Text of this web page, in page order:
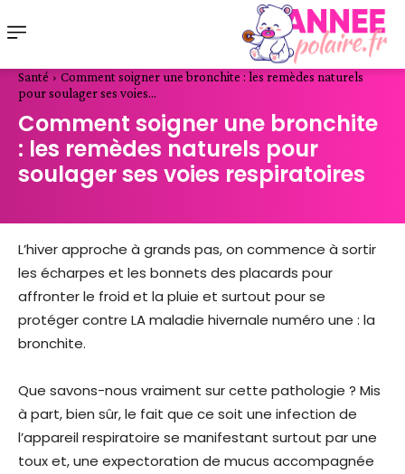
Santé
Comment soigner une bronchite : les remèdes naturels
pour soulager ses voies...
Comment soigner une bronchite
: les remèdes naturels pour
soulager ses voies respiratoires
L’hiver approche à grands pas, on commence à sortir
les écharpes et les bonnets des placards pour
affronter le froid et la pluie et surtout pour se
protéger contre LA maladie hivernale numéro une : la
bronchite.
Que savons-nous vraiment sur cette pathologie ? Mis
à part, bien sûr, le fait que ce soit une infection de
l’appareil respiratoire se manifestant surtout par une
toux et, une expectoration de mucus accompagnée